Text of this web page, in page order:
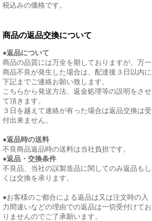
税込みの価格です。
商品の返品交換について
●返品について
商品の品質には万全を期しておりますが、万一
商品不良が発生した場合は、配達後３日以内に
下記までご連絡お願い致します。
こちらから発送方法、返金処理等の説明をさせ
て頂きます。
３日を越えて連絡が有った場合は返品交換は受
付出来ません。
●返品時の送料
不良商品返品時の送料は当社負担です。
●返品・交換条件
不良品、当社の誤製造品に関してのみ返品もし
くは交換を承ります。
●お客様のご都合による返品は又は注文時の入
力間違いなどの理由での返品は一切受付けてお
りませんのでご了承願います。